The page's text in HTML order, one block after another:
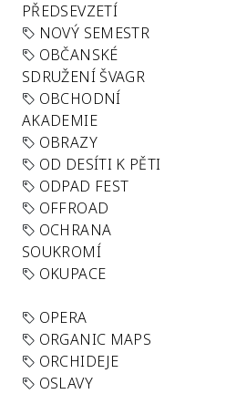
PŘEDSEVZETÍ
NOVÝ SEMESTR
OBČANSKÉ
SDRUŽENÍ ŠVAGR
OBCHODNÍ
AKADEMIE
OBRAZY
OD DESÍTI K PĚTI
ODPAD FEST
OFFROAD
OCHRANA
SOUKROMÍ
OKUPACE
OPERA
ORGANIC MAPS
ORCHIDEJE
OSLAVY